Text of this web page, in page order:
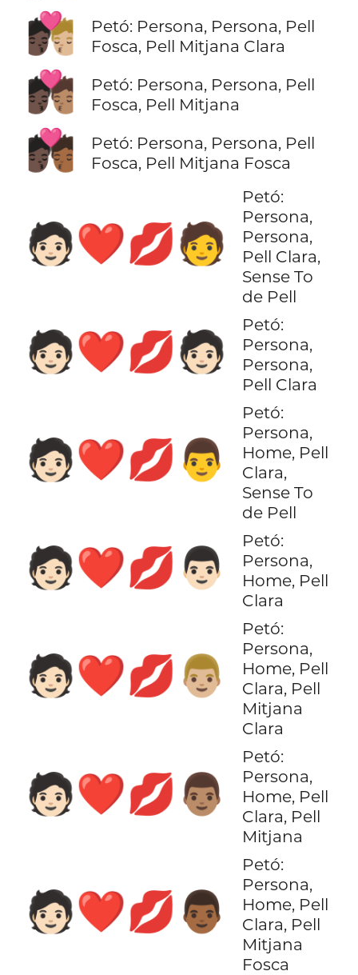
🧑🏿‍❤️‍💋‍🧑🏼
Petó: Persona, Persona, Pell
Fosca, Pell Mitjana Clara
🧑🏿‍❤️‍💋‍🧑🏽
Petó: Persona, Persona, Pell
Fosca, Pell Mitjana
🧑🏿‍❤️‍💋‍🧑🏾
Petó: Persona, Persona, Pell
Fosca, Pell Mitjana Fosca
🧑🏻‍❤️‍💋‍🧑
Petó:
Persona,
Persona,
Pell Clara,
Sense To
de Pell
🧑🏻‍❤️‍💋‍🧑🏻
Petó:
Persona,
Persona,
Pell Clara
🧑🏻‍❤️‍💋‍👨
Petó:
Persona,
Home, Pell
Clara,
Sense To
de Pell
🧑🏻‍❤️‍💋‍👨🏻
Petó:
Persona,
Home, Pell
Clara
🧑🏻‍❤️‍💋‍👨🏼
Petó:
Persona,
Home, Pell
Clara, Pell
Mitjana
Clara
🧑🏻‍❤️‍💋‍👨🏽
Petó:
Persona,
Home, Pell
Clara, Pell
Mitjana
🧑🏻‍❤️‍💋‍👨🏾
Petó:
Persona,
Home, Pell
Clara, Pell
Mitjana
Fosca